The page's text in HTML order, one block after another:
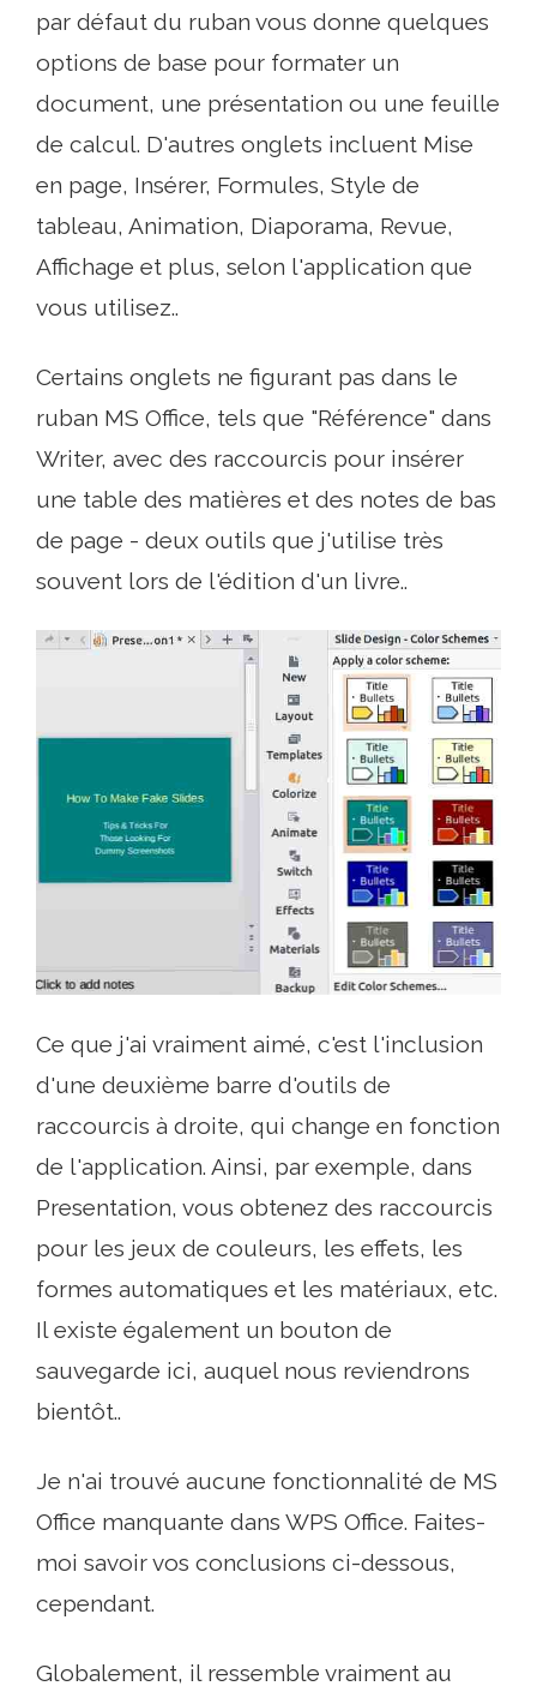
par défaut du ruban vous donne quelques
options de base pour formater un
document, une présentation ou une feuille
de calcul. D'autres onglets incluent Mise
en page, Insérer, Formules, Style de
tableau, Animation, Diaporama, Revue,
Affichage et plus, selon l'application que
vous utilisez..
Certains onglets ne figurant pas dans le
ruban MS Office, tels que "Référence" dans
Writer, avec des raccourcis pour insérer
une table des matières et des notes de bas
de page - deux outils que j'utilise très
souvent lors de l'édition d'un livre..
Ce que j'ai vraiment aimé, c'est l'inclusion
d'une deuxième barre d'outils de
raccourcis à droite, qui change en fonction
de l'application. Ainsi, par exemple, dans
Presentation, vous obtenez des raccourcis
pour les jeux de couleurs, les effets, les
formes automatiques et les matériaux, etc.
Il existe également un bouton de
sauvegarde ici, auquel nous reviendrons
bientôt..
Je n'ai trouvé aucune fonctionnalité de MS
Office manquante dans WPS Office. Faites-
moi savoir vos conclusions ci-dessous,
cependant.
Globalement, il ressemble vraiment au